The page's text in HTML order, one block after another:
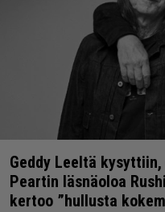
Geddy Leeltä
Peartin läsnäoloa
kertoo ”hullusta